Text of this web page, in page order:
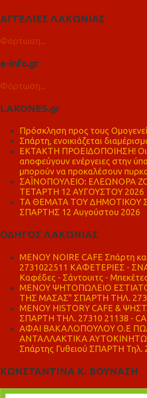
ΑΓΓΕΛΙΕΣ ΛΑΚΩΝΙΑΣ
Φόρτωση...
e-info.gr
Φόρτωση...
LAKONES.gr
Πρόσκληση προς τους
Σπάρτη, ενοικιάζεται
ΕΚΤΑΚΤΗ ΠΡΟΕΙΔΟΠΟΙΗΣΗ! Οι
αποφεύγουν ενέργειες στην
μπορούν να προκαλέσουν
ΣΑΪΝΟΠΟΥΛΕΙΟ: ΕΛΕΩΝΟΡΑ
ΤΕΤΑΡΤΗ 12 ΑΥΓΟΥΣΤΟΥ 2026
ΤΑ ΘΕΜΑΤΑ ΤΟΥ ΔΗΜΟΤΙΚΟΥ
ΣΠΑΡΤΗΣ 12 Αυγούστου 2026
ΟΔΗΓΟΣ ΛΑΚΩΝΙΑΣ
MENOY NOIRE CAFE Σπάρτη
2731022511 ΚΑΦΕΤΕΡΙΕΣ -
Καφέδες - Σάντουιτς -
ΜΕΝΟΥ ΨΗΤΟΠΩΛΕΙΟ
ΤΗΣ ΜΑΣΑΣ" ΣΠΑΡΤΗ ΤΗΛ.
ΜΕΝΟΥ HISTORY CAFE &
ΣΠΑΡΤΗ ΤΗΛ. 27310 21138 -
ΑΦΑΙ ΒΑΚΑΛΟΠΟΥΛΟΥ Ο.Ε
ΑΝΤΑΛΛΑΚΤΙΚΑ
Σπάρτης Γυθειού ΣΠΑΡΤΗ Τηλ.
ΚΩΝΣΤΑΝΤΙΝΑ Κ. ΒΟΥΝΑΣΗ